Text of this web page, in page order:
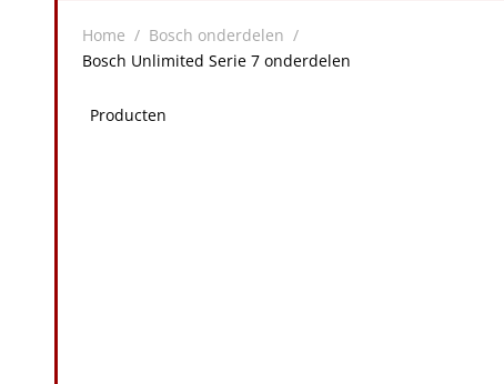
Home / Bosch onderdelen /
Bosch Unlimited Serie 7 onderdelen
Producten